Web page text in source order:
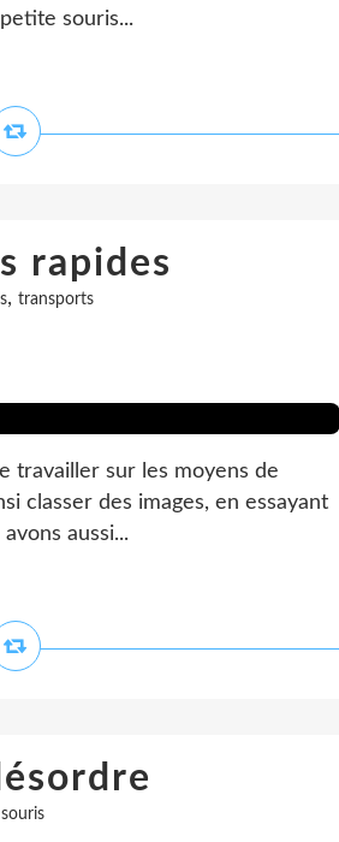
souris...
rapides
, transports
travailler sur les moyens de
classer des images, en essayant
aussi...
souris